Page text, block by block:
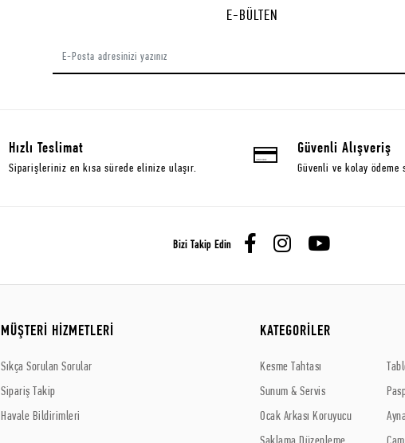
E-BÜLTEN
Hızlı Teslimat
Siparişleriniz en kısa sürede elinize ulaşır.
Güvenli Alışveriş
Güvenli ve kolay ödeme
Bizi Takip Edin
MÜŞTERİ HİZMETLERİ
Sıkça Sorulan Sorular
Sipariş Takip
Havale Bildirimleri
KATEGORİLER
Kesme Tahtası
Sunum & Servis
Ocak Arkası Koruyucu